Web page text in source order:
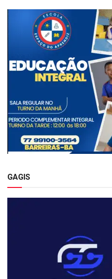
GAGIS